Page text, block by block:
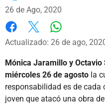
26 de Ago, 2020
Facebook
X Whatsapp
Actualizado: 26 de ago,
Mónica Jaramillo y
miércoles 26 de agosto la
responsabilidad es de cada
joven que atacó una obra